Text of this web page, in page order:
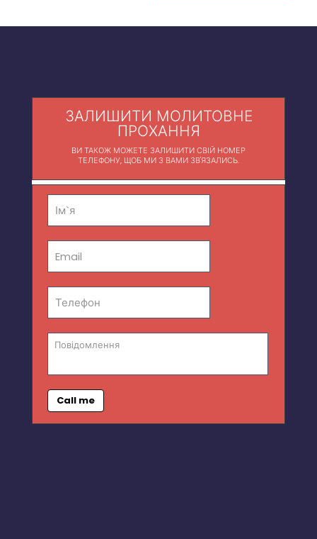
ЗАЛИШИТИ МОЛИТОВНЕ
ПРОХАННЯ
ВИ ТАКОЖ МОЖЕТЕ ЗАЛИШИТИ СВІЙ НОМЕР
ТЕЛЕФОНУ, ЩОБ МИ З ВАМИ ЗВ'ЯЗАЛИСЬ.
Call me